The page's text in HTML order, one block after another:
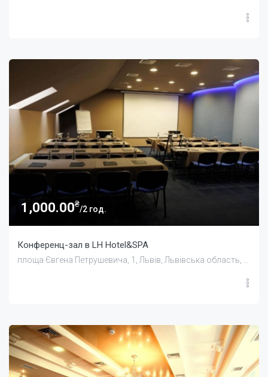
1,000.00₴
/2 год.
Конференц-зал в LH Hotel&SPA